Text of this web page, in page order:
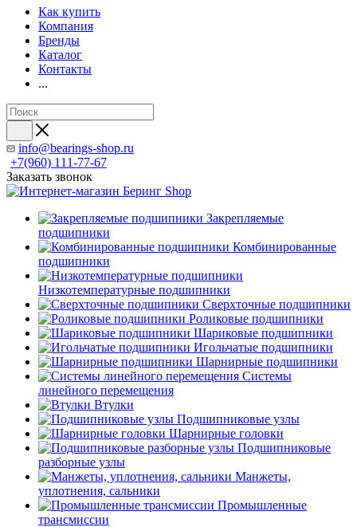
Как купить
Компания
Бренды
Каталог
Контакты
...
info@bearings-shop.ru
+7(960) 111-77-67
Заказать звонок
Закрепляемые
подшипники
Комбинированные
подшипники
Низкотемпературные подшипники
Сверхточные подшипники
Роликовые подшипники
Шариковые подшипники
Игольчатые подшипники
Шарнирные подшипники
Системы
линейного перемещения
Втулки
Подшипниковые узлы
Шарнирные головки
Подшипниковые
разборные узлы
Манжеты,
уплотнения, сальники
Промышленные
трансмиссии